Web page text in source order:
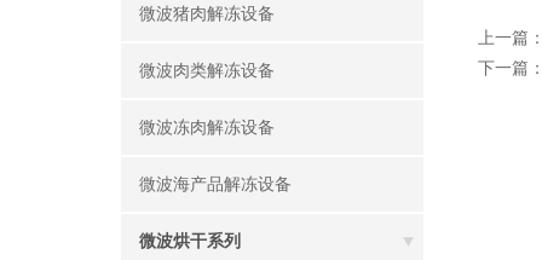
微波猪肉解冻设备
微波肉类解冻设备
微波冻肉解冻设备
微波海产品解冻设备
微波烘干系列
上一篇
下一篇